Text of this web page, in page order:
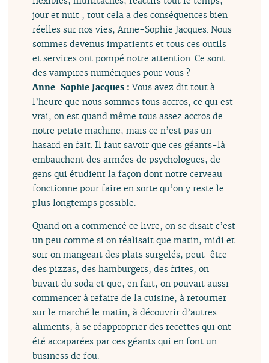
jour et nuit ; tout cela a des conséquences bien
réelles sur nos vies, Anne-Sophie Jacques. Nous
sommes devenus impatients et tous ces outils
et services ont pompé notre attention. Ce sont
des vampires numériques pour vous ?
Anne-Sophie Jacques :Vous avez dit tout à
l’heure que nous sommes tous accros, ce qui est
vrai, on est quand même tous assez accros de
notre petite machine, mais ce n’est pas un
hasard en fait. Il faut savoir que ces géants-là
embauchent des armées de psychologues, de
gens qui étudient la façon dont notre cerveau
fonctionne pour faire en sorte qu’on y reste le
plus longtemps possible.
Quand on a commencé ce livre, on se disait c’est
un peu comme si on réalisait que matin, midi et
soir on mangeait des plats surgelés, peut-être
des pizzas, des hamburgers, des frites, on
buvait du soda et que, en fait, on pouvait aussi
commencer à refaire de la cuisine, à retourner
sur le marché le matin, à découvrir d’autres
aliments, à se réapproprier des recettes qui ont
été accaparées par ces géants qui en font un
business de fou.